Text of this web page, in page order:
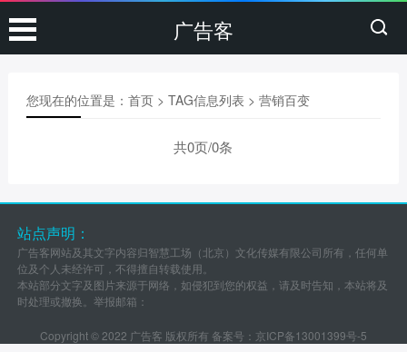
广告客
您现在的位置是： 首页> TAG信息列表 > 营销百变
共0页/0条
站点声明：
广告客网站及其文字内容归智慧工场（北京）文化传媒有限公司所有，任何单
位及个人未经许可，不得擅自转载使用。
本站部分文字及图片来源于网络，如侵犯到您的权益，请及时告知，本站将及
时处理或撤换。举报邮箱：
Copyright © 2022 广告客 版权所有 备案号： 京ICP备13001399号-5